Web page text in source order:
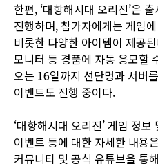
한편, ‘대항해시대 오리진’은
진행하며, 참가자에게는 게임
비롯한 다양한 아이템이 제공
모니터 등 경품에 자동 응모할
오는 16일까지 선단명과 서버
이벤트도 진행 중이다.
‘대항해시대 오리진’ 게임 정
이벤트 등에 대한 자세한 내용은
커뮤니티 및 공식 유튜브을 통